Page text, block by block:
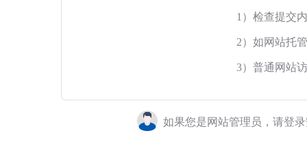
1）检查提交
2）如网站托
3）普通网站
如果您是网站管理员，请登